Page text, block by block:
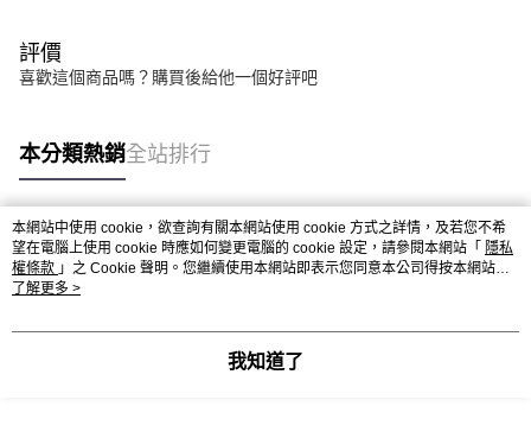
評價
喜歡這個商品嗎？購買後給他一個好評吧
本分類熱銷全站排行
熱門標籤
本網站中使用 cookie，欲查詢有關本網站使用 cookie 方式之詳情，及若您不希
望在電腦上使用 cookie 時應如何變更電腦的 cookie 設定，請參閱本網站「 隱私
權條款 」之 Cookie 聲明。您繼續使用本網站即表示您同意本公司得按本網站使
用條款之 Cookie 聲明使用 cookie。
了解更多 >
我知道了